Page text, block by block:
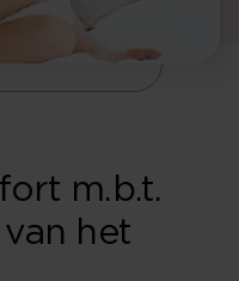
m.b.t.
het